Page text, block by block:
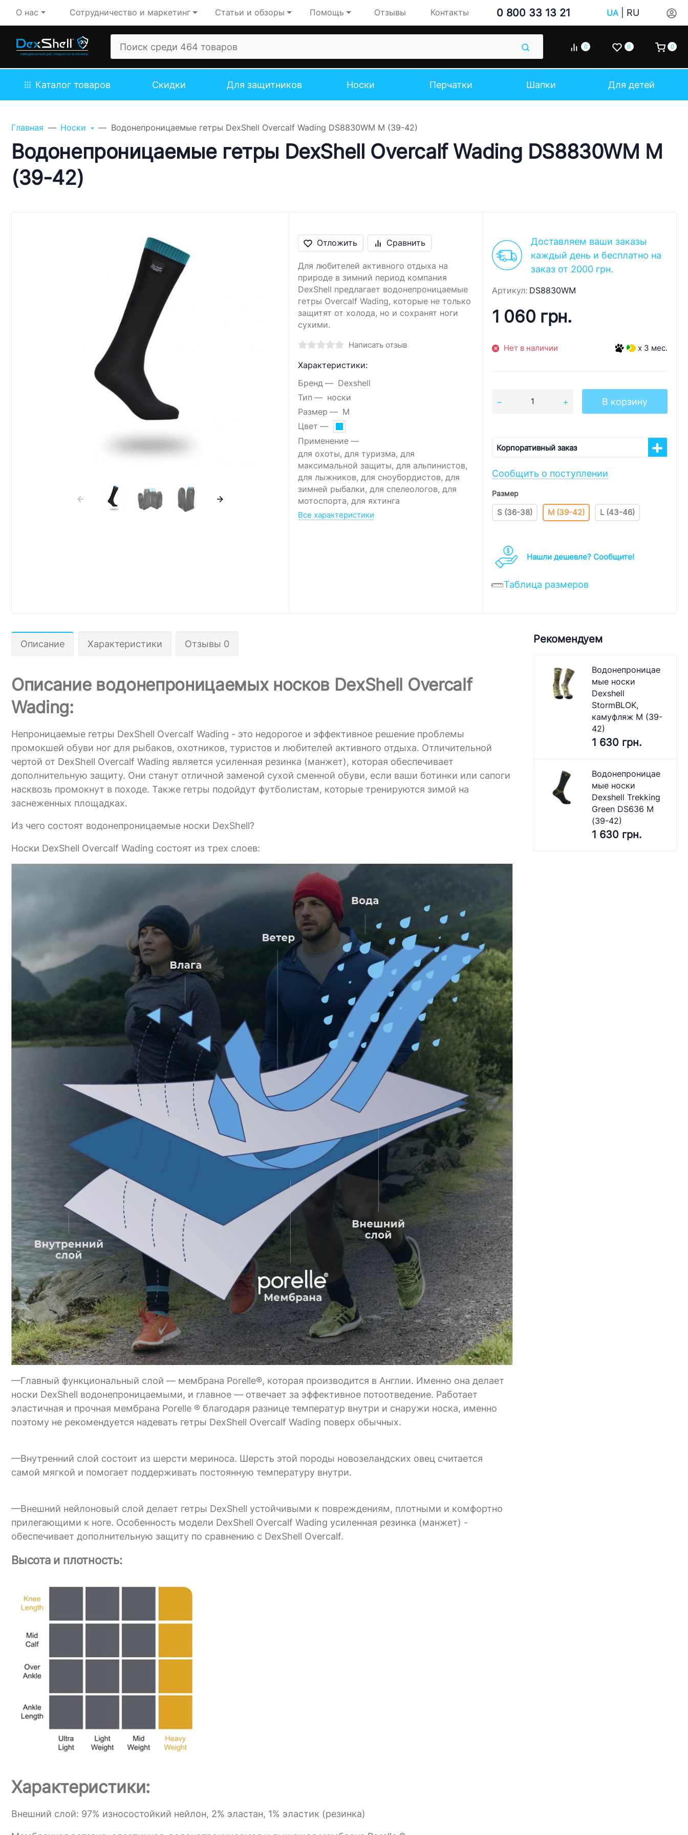
О нас Сотрудничество и маркетинг Статьи и обзоры Помощь Отзывы Контакты 0 800 33 13 21 UA| RU
0 0 0
Каталог товаров Скидки Для защитников Носки Перчатки Шапки Для детей
Главная Носки Водонепроницаемые гетры DexShell Overcalf Wading DS8830WM M (39-42)
Водонепроницаемые гетры DexShell Overcalf Wading DS8830WM M
(39-42)
Отложить Сравнить
Для любителей активного отдыха на
природе в зимний период компания
DexShell предлагает водонепроницаемые
гетры Overcalf Wading, которые не только
защитят от холода, но и сохранят ноги
сухими.
Написать отзыв
Характеристики:
Бренд
Dexshell
Тип
носки
Размер
M
Цвет
Применение
для охоты, для туризма, для
максимальной защиты, для альпинистов,
для лыжников, для сноубордистов, для
зимней рыбалки, для спелеологов, для
мотоспорта, для яхтинга
Все характеристики
Доставляем ваши заказы
каждый день и бесплатно на
заказ от 2000 грн.
Артикул: DS8830WM
1 060 грн.
Нет в наличии x 3 мес.
В корзину
Корпоративный заказ
Сообщить о поступлении
Размер
S (36-38) M (39-42) L (43-46)
Нашли дешевле? Cообщите!
Таблица размеров
Описание Характеристики Отзывы 0
Описание водонепроницаемых носков DexShell Overcalf
Wading:
Непроницаемые гетры DexShell Overcalf Wading - это недорогое и эффективное решение проблемы
промокшей обуви ног для рыбаков, охотников, туристов и любителей активного отдыха. Отличительной
чертой от DexShell Overcalf Wading является усиленная резинка (манжет), которая обеспечивает
дополнительную защиту. Они станут отличной заменой сухой сменной обуви, если ваши ботинки или сапоги
насквозь промокнут в походе. Также гетры подойдут футболистам, которые тренируются зимой на
заснеженных площадках.
Из чего состоят водонепроницаемые носки DexShell?
Носки DexShell Overcalf Wading состоят из трех слоев:
—Главный функциональный слой — мембрана Porelle®, которая производится в Англии. Именно она делает
носки DexShell водонепроницаемыми, и главное — отвечает за эффективное потоотведение. Работает
эластичная и прочная мембрана Porelle ® благодаря разнице температур внутри и снаружи носка, именно
поэтому не рекомендуется надевать гетры DexShell Overcalf Wading поверх обычных.
—Внутренний слой состоит из шерсти мериноса. Шерсть этой породы новозеландских овец считается
самой мягкой и помогает поддерживать постоянную температуру внутри.
—Внешний нейлоновый слой делает гетры DexShell устойчивыми к повреждениям, плотными и комфортно
прилегающими к ноге. Особенность модели DexShell Overcalf Wading усиленная резинка (манжет) -
обеспечивает дополнительную защиту по сравнению с DexShell Overcalf.
Высота и плотность:
Характеристики:
Внешний слой: 97% износостойкий нейлон, 2% эластан, 1% эластик (резинка)
Рекомендуем
Водонепроницае
мые носки
Dexshell
StormBLOK,
камуфляж M (39-
42)
1 630 грн.
Водонепроницае
мые носки
Dexshell Trekking
Green DS636 M
(39-42)
1 630 грн.
мы обязательно
ответим!
Имя